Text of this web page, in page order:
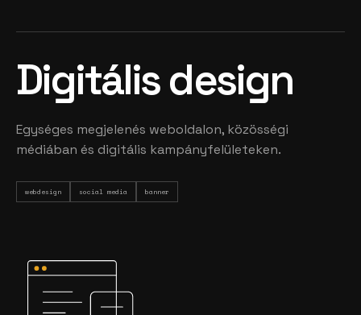
Digitális design
Egységes megjelenés weboldalon, közösségi
médiában és digitális kampányfelületeken.
webdesign social media banner